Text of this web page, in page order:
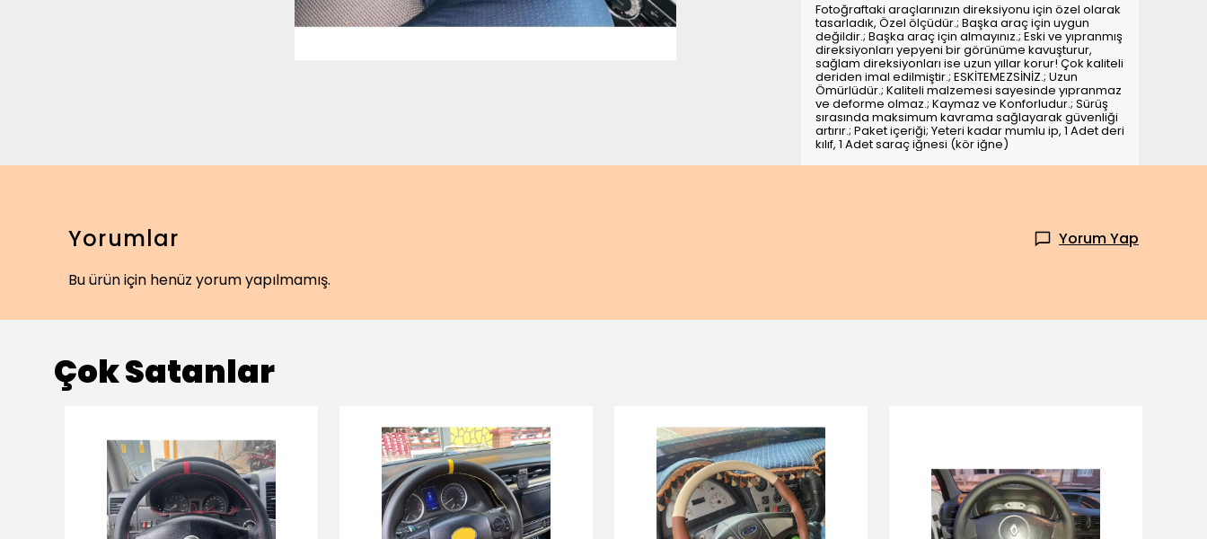
Fotoğraftaki araçlarınızın direksiyonu için özel olarak
tasarladık, Özel ölçüdür.; Başka araç için uygun
değildir.; Başka araç için almayınız.; Eski ve yıpranmış
direksiyonları yepyeni bir görünüme kavuşturur,
sağlam direksiyonları ise uzun yıllar korur! Çok kaliteli
deriden imal edilmiştir.; ESKİTEMEZSİNİZ.; Uzun
Ömürlüdür.; Kaliteli malzemesi sayesinde yıpranmaz
ve deforme olmaz.; Kaymaz ve Konforludur.; Sürüş
sırasında maksimum kavrama sağlayarak güvenliği
artırır.; Paket içeriği; Yeteri kadar mumlu ip, 1 Adet deri
kılıf, 1 Adet saraç iğnesi (kör iğne)
Yorumlar
Yorum Yap
Bu ürün için henüz yorum yapılmamış.
Çok Satanlar